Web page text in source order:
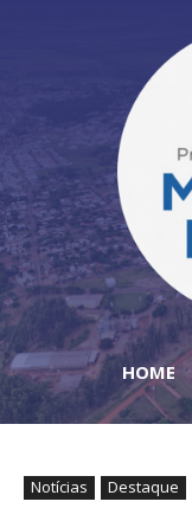
HOME
Notícias Destaque